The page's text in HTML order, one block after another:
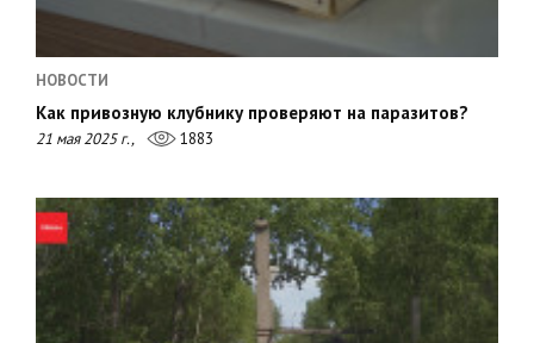
НОВОСТИ
Как привозную клубнику проверяют на паразитов?
21 мая 2025 г., 1883